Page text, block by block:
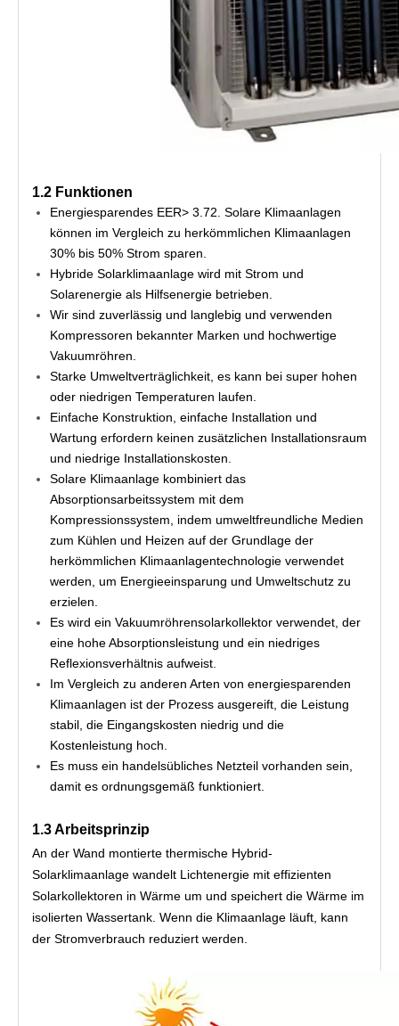
1.2 Funktionen
Energiesparendes EER> 3.72. Solare Klimaanlagen
können im Vergleich zu herkömmlichen Klimaanlagen
30% bis 50% Strom sparen.
Hybride Solarklimaanlage wird mit Strom und
Solarenergie als Hilfsenergie betrieben.
Wir sind zuverlässig und langlebig und verwenden
Kompressoren bekannter Marken und hochwertige
Vakuumröhren.
Starke Umweltverträglichkeit, es kann bei super hohen
oder niedrigen Temperaturen laufen.
Einfache Konstruktion, einfache Installation und
Wartung erfordern keinen zusätzlichen Installationsraum
und niedrige Installationskosten.
Solare Klimaanlage kombiniert das
Absorptionsarbeitssystem mit dem
Kompressionssystem, indem umweltfreundliche Medien
zum Kühlen und Heizen auf der Grundlage der
herkömmlichen Klimaanlagentechnologie verwendet
werden, um Energieeinsparung und Umweltschutz zu
erzielen.
Es wird ein Vakuumröhrensolarkollektor verwendet, der
eine hohe Absorptionsleistung und ein niedriges
Reflexionsverhältnis aufweist.
Im Vergleich zu anderen Arten von energiesparenden
Klimaanlagen ist der Prozess ausgereift, die Leistung
stabil, die Eingangskosten niedrig und die
Kostenleistung hoch.
Es muss ein handelsübliches Netzteil vorhanden sein,
damit es ordnungsgemäß funktioniert.
1.3 Arbeitsprinzip
An der Wand montierte thermische Hybrid-
Solarklimaanlage wandelt Lichtenergie mit effizienten
Solarkollektoren in Wärme um und speichert die Wärme im
isolierten Wassertank. Wenn die Klimaanlage läuft, kann
der Stromverbrauch reduziert werden.